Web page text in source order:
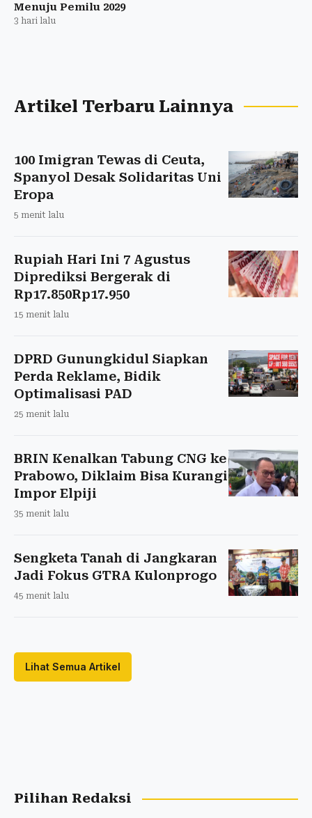
Menuju Pemilu 2029
3 hari lalu
Artikel Terbaru Lainnya
100 Imigran Tewas di Ceuta,
Spanyol Desak Solidaritas Uni
Eropa
5 menit lalu
Rupiah Hari Ini 7 Agustus
Diprediksi Bergerak di
Rp17.850Rp17.950
15 menit lalu
DPRD Gunungkidul Siapkan
Perda Reklame, Bidik
Optimalisasi PAD
25 menit lalu
BRIN Kenalkan Tabung CNG ke
Prabowo, Diklaim Bisa Kurangi
Impor Elpiji
35 menit lalu
Sengketa Tanah di Jangkaran
Jadi Fokus GTRA Kulonprogo
45 menit lalu
Lihat Semua Artikel
Pilihan Redaksi